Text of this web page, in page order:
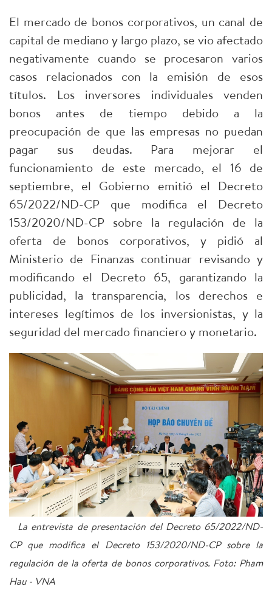
El mercado de bonos corporativos, un canal de
capital de mediano y largo plazo, se vio afectado
negativamente cuando se procesaron varios
casos relacionados con la emisión de esos
títulos. Los inversores individuales venden
bonos antes de tiempo debido a la
preocupación de que las empresas no puedan
pagar sus deudas. Para mejorar el
funcionamiento de este mercado, el 16 de
septiembre, el Gobierno emitió el Decreto
65/2022/ND-CP que modifica el Decreto
153/2020/ND-CP sobre la regulación de la
oferta de bonos corporativos, y pidió al
Ministerio de Finanzas continuar revisando y
modificando el Decreto 65, garantizando la
publicidad, la transparencia, los derechos e
intereses legítimos de los inversionistas, y la
seguridad del mercado financiero y monetario.
La entrevista de presentación del Decreto 65/2022/ND-
CP que modifica el Decreto 153/2020/ND-CP sobre la
regulación de la oferta de bonos corporativos. Foto: Pham
Hau - VNA